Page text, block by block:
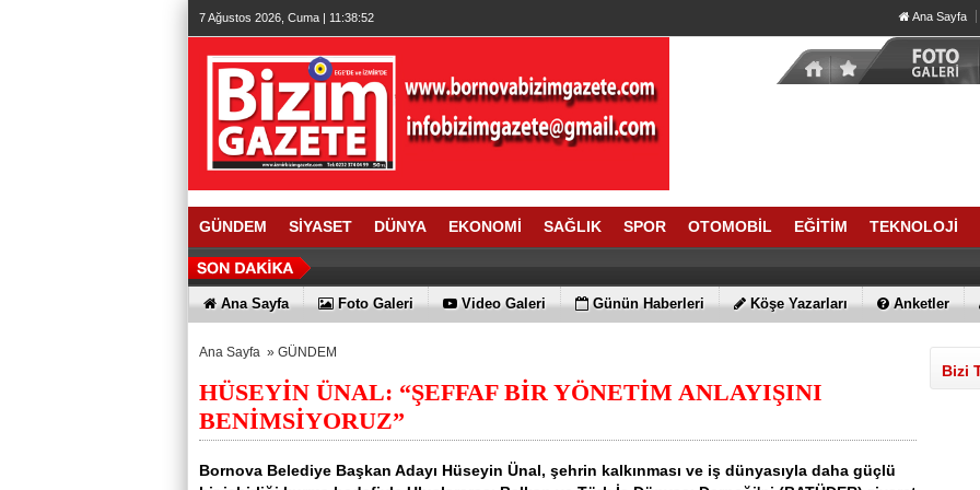
7 Ağustos 2026, Cuma | 11:38:53 Ana Sayfa
GÜNDEM SİYASET DÜNYA EKONOMİ SAĞLIK SPOR OTOMOBİL EĞİTİM TEKNOLOJİ
Ana Sayfa Foto Galeri Video Galeri Günün Haberleri Köşe Yazarları Anketler
Ana Sayfa » GÜNDEM
HÜSEYİN ÜNAL: “ŞEFFAF BİR YÖNETİM ANLAYIŞINI
BENİMSİYORUZ”
Bornova Belediye Başkan Adayı Hüseyin Ünal, şehrin kalkınması ve iş dünyasıyla daha güçlü
Bizi